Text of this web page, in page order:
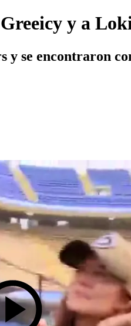
y a
se encontraron